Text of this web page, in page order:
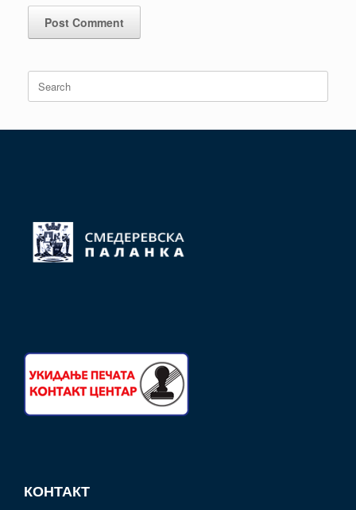
Search
for:
КОНТАКТ